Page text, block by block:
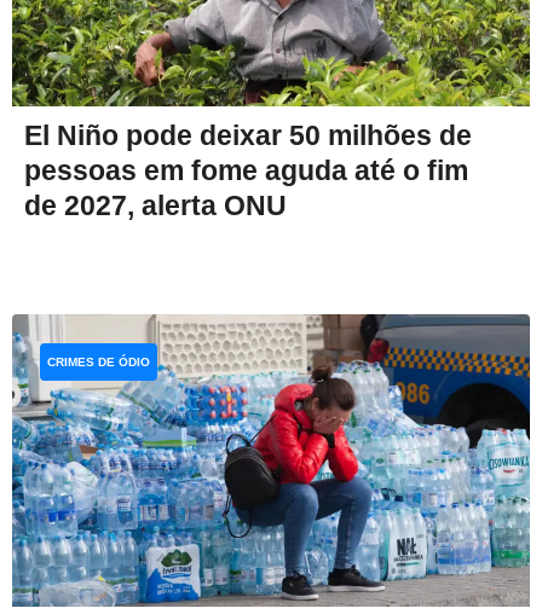
El Niño pode deixar 50 milhões de
pessoas em fome aguda até o fim
de 2027, alerta ONU
CRIMES DE ÓDIO